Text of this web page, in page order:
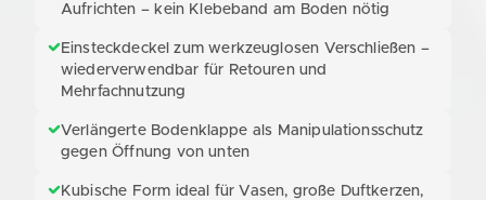
Aufrichten – kein Klebeband am Boden nötig
Einsteckdeckel zum werkzeuglosen Verschließen –
wiederverwendbar für Retouren und
Mehrfachnutzung
Verlängerte Bodenklappe als Manipulationsschutz
gegen Öffnung von unten
Kubische Form ideal für Vasen, große Duftkerzen,